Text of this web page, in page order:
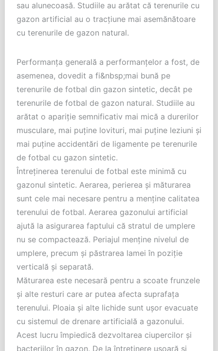
sau alunecoasă. Studiile au arătat că terenurile cu
gazon artificial au o tracţiune mai asemănătoare
cu terenurile de gazon natural.
Performanţa generală a performanţelor a fost, de
asemenea, dovedit a fi&nbsp;mai bună pe
terenurile de fotbal din gazon sintetic, decât pe
terenurile de fotbal de gazon natural. Studiile au
arătat o apariţie semnificativ mai mică a durerilor
musculare, mai puţine lovituri, mai puţine leziuni şi
mai puţine accidentări de ligamente pe terenurile
de fotbal cu gazon sintetic.
Întreţinerea terenului de fotbal este minimă cu
gazonul sintetic. Aerarea, perierea şi măturarea
sunt cele mai necesare pentru a menţine calitatea
terenului de fotbal. Aerarea gazonului artificial
ajută la asigurarea faptului că stratul de umplere
nu se compactează. Periajul menţine nivelul de
umplere, precum şi păstrarea lamei în poziţie
verticală şi separată.
Măturarea este necesară pentru a scoate frunzele
şi alte resturi care ar putea afecta suprafaţa
terenului. Ploaia şi alte lichide sunt uşor evacuate
cu sistemul de drenare artificială a gazonului.
Acest lucru împiedică dezvoltarea ciupercilor şi
bacteriilor în gazon. De la întreţinere uşoară şi